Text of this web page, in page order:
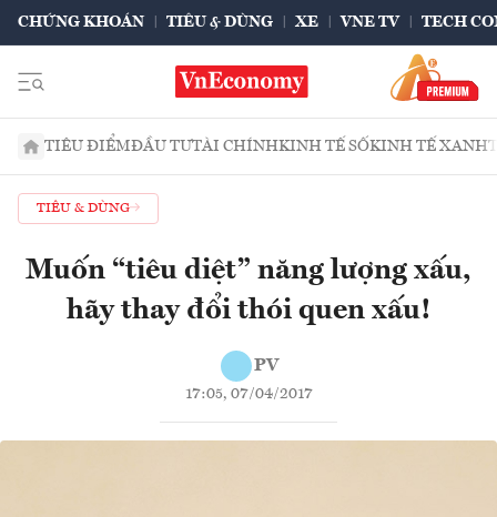
CHỨNG KHOÁN TIÊU & DÙNG XE VNE TV TECH
TIÊU ĐIỂMĐẦU TƯTÀI CHÍNHKINH TẾ SỐKINH TẾ XANH
TIÊU & DÙNG
Muốn “tiêu diệt” năng lượng xấu,
hãy thay đổi thói quen xấu!
PV
17:05, 07/04/2017